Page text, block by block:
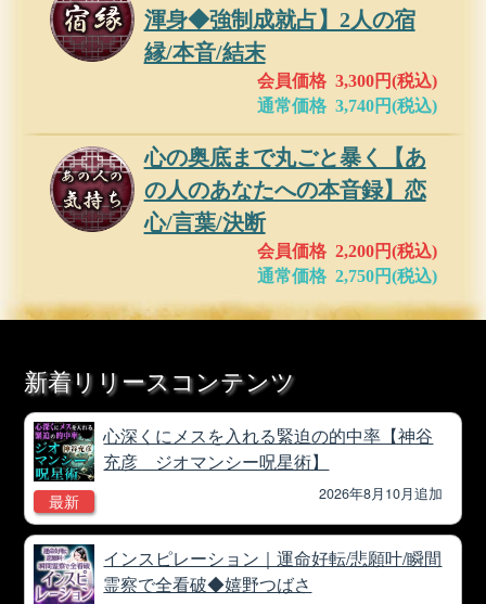
渾身◆強制成就占】2人の宿
縁/本音/結末
会員価格 3,300円(税込)
通常価格 3,740円(税込)
心の奥底まで丸ごと暴く【あ
の人のあなたへの本音録】恋
心/言葉/決断
会員価格 2,200円(税込)
通常価格 2,750円(税込)
新着リリースコンテンツ
最新
心深くにメスを入れる緊迫の的中率【神谷
充彦 ジオマンシー呪星術】
2026年8月10月追加
インスピレーション｜運命好転/悲願叶/瞬間
霊察で全看破◆嬉野つばさ